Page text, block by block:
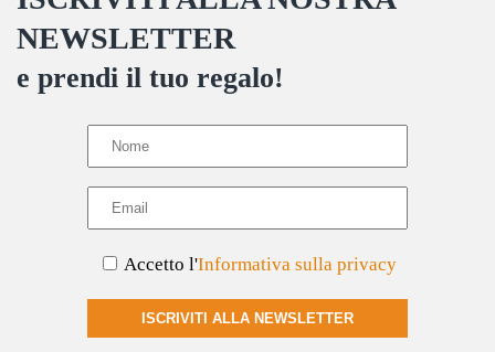
NEWSLETTER
e prendi il tuo regalo!
Accetto l'Informativa sulla privacy
ISCRIVITI ALLA NEWSLETTER